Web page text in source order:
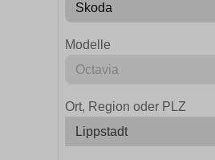
Modelle
Ort, Region oder PLZ